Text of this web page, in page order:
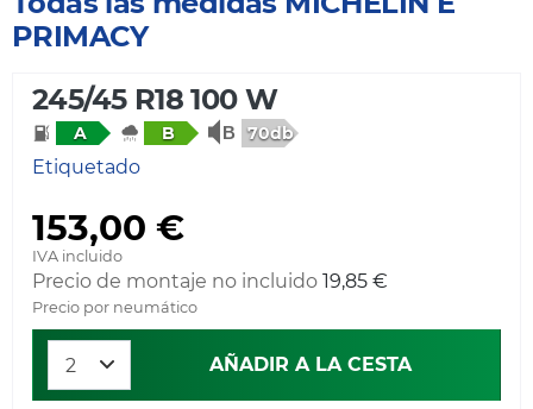
PRIMACY
245/45 R18 100 W
A B 70db
Etiquetado
153,00 €
IVA incluido
Precio de montaje no incluido 19,85 €
Precio por neumático
AÑADIR A LA CESTA